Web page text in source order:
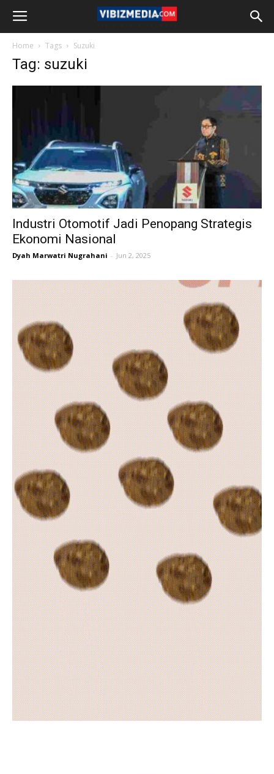
Home Tags Suzuki
Tag: suzuki
Industri Otomotif Jadi Penopang Strategis
Ekonomi Nasional
Dyah Marwatri Nugrahani - Jun 2, 2025